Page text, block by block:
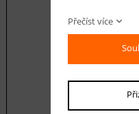
Souhlasím se
Přečíst více